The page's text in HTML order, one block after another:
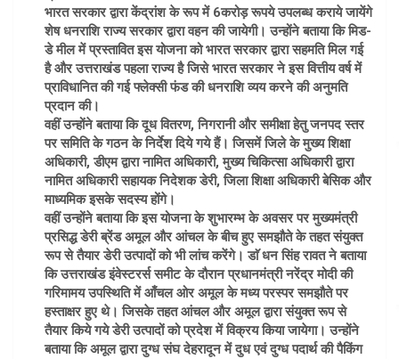
भारत सरकार द्वारा केंद्रांश के रूप में 6करोड़ रूपये उपलब्ध कराये जायेंगे
शेष धनराशि राज्य सरकार द्वारा वहन की जायेगी। उन्होंने बताया कि मिड-
डे मील में प्रस्तावित इस योजना को भारत सरकार द्वारा सहमति मिल गई
है और उत्तराखंड पहला राज्य है जिसे भारत सरकार ने इस वित्तीय वर्ष में
प्राविधानित की गई फ्लेक्सी फंड की धनराशि व्यय करने की अनुमति
प्रदान की।
वहीं उन्होंने बताया कि दूध वितरण, निगरानी और समीक्षा हेतु जनपद स्तर
पर समिति के गठन के निर्देश दिये गये हैं। जिसमें जिले के मुख्य शिक्षा
अधिकारी, डीएम द्वारा नामित अधिकारी, मुख्य चिकित्सा अधिकारी द्वारा
नामित अधिकारी सहायक निदेशक डेरी, जिला शिक्षा अधिकारी बेसिक और
माध्यमिक इसके सदस्य होंगे।
वहीं उन्होंने बताया कि इस योजना के शुभारम्भ के अवसर पर मुख्यमंत्री
प्रसिद्ध डेरी ब्रेंड अमूल और आंचल के बीच हुए समझौते के तहत संयुक्त
रूप से तैयार डेरी उत्पादों को भी लांच करेंगे। डाॅ धन सिंह रावत ने बताया
कि उत्तराखंड इंवेस्टरर्स समीट के दौरान प्रधानमंत्री नरेंद्र मोदी की
गरिमामय उपस्थिति में आँचल ओर अमूल के मध्य परस्पर समझौते पर
हस्ताक्षर हुए थे। जिसके तहत आंचल और अमूल द्वारा संयुक्त रूप से
तैयार किये गये डेरी उत्पादों को प्रदेश में विक्रय किया जायेगा। उन्होंने
बताया कि अमूल द्वारा दुग्ध संघ देहरादून में दुध एवं दुग्ध पदार्थ की पैकिंग